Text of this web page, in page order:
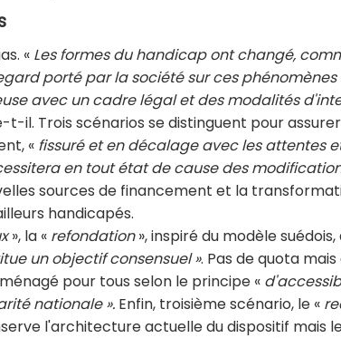
« Les formes du handicap ont changé,
porté par la société sur ces
avec un cadre légal et des modalités
t-il. Trois scénarios se distinguent pour
« fissuré et en décalage avec les attentes
en tout état de cause des
sources de financement et la
handicapés.
», la « refondation», inspiré du modèle suédois,
un objectif consensuel ». Pas de quota
pour tous selon le principe «
nationale ». Enfin, troisième scénario, le «
l'architecture actuelle du dispositif mais